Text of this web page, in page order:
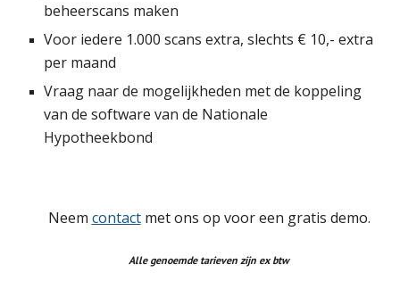
beheerscans maken
Voor iedere 1.000 scans extra, slechts € 10,- extra
per maand
Vraag naar de mogelijkheden met de koppeling
van de software van de Nationale
Hypotheekbond
Neem contact met ons op voor een gratis demo.
Alle genoemde tarieven zijn ex btw